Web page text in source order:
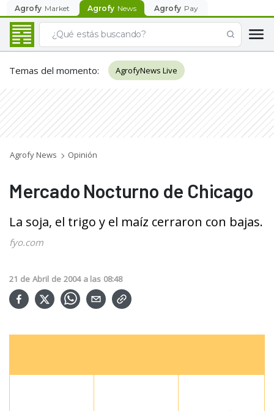
Agrofy Market Agrofy News Agrofy Pay
Temas del momento: AgrofyNews Live
Agrofy News Opinión
Mercado Nocturno de Chicago
La soja, el trigo y el maíz cerraron con bajas.
fyo.com
21 de Abril de 2004 a las 08:48